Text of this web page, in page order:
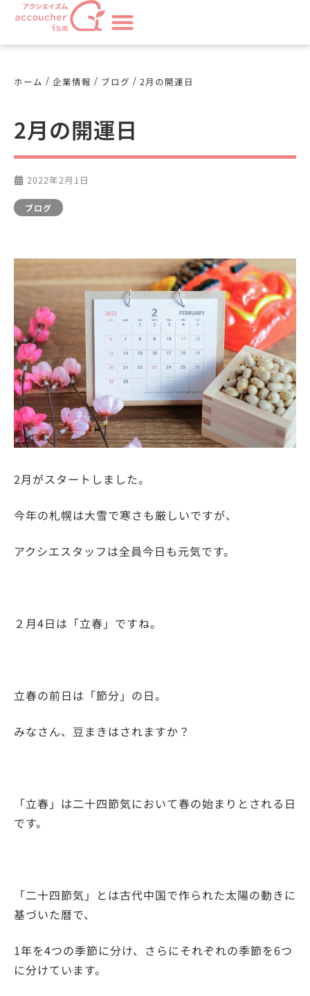
ホーム / 企業情報 / ブログ / 2月の開運日
2月の開運日
2022年2月1日
ブログ
2月がスタートしました。
今年の札幌は大雪で寒さも厳しいですが、
アクシエスタッフは全員今日も元気です。
２月4日は「立春」ですね。
立春の前日は「節分」の日。
みなさん、豆まきはされますか？
「立春」は二十四節気において春の始まりとされる日
です。
「二十四節気」とは古代中国で作られた太陽の動きに
基づいた暦で、
1年を4つの季節に分け、さらにそれぞれの季節を6つ
に分けています。